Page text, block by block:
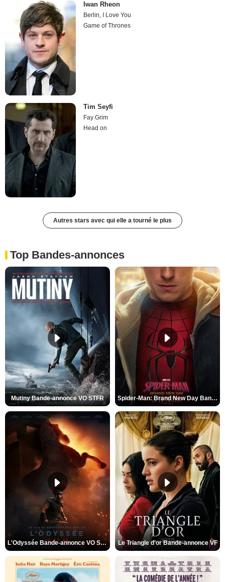
Iwan Rheon
Berlin, I Love You
Game of Thrones
Tim Seyfi
Fay Grim
Head on
Autres stars avec qui elle a tourné le plus
Top Bandes-annonces
Mutiny Bande-annonce VO STFR Spider-Man: Brand New Day Bande-annonce VO STFR
L'Odyssée Bande-annonce VO STFR Le Triangle d'or Bande-annonce VF